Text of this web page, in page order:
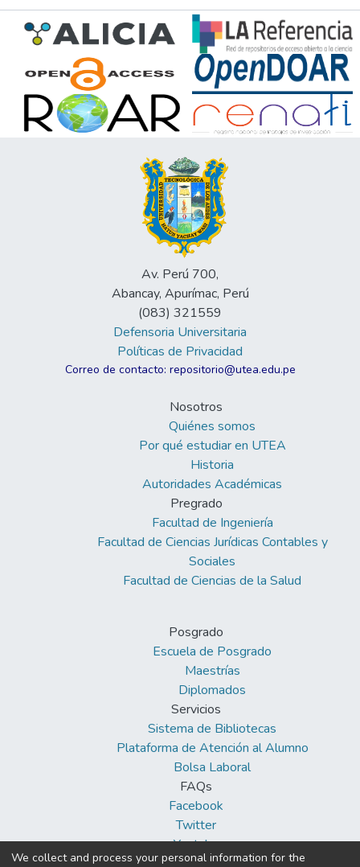
Av. Perú 700,
Abancay, Apurímac, Perú
(083) 321559
Defensoria Universitaria
Políticas de Privacidad
Correo de contacto: repositorio@utea.edu.pe
Nosotros
Quiénes somos
Por qué estudiar en UTEA
Historia
Autoridades Académicas
Pregrado
Facultad de Ingeniería
Facultad de Ciencias Jurídicas Contables y
Sociales
Facultad de Ciencias de la Salud
Posgrado
Escuela de Posgrado
Maestrías
Diplomados
Servicios
Sistema de Bibliotecas
Plataforma de Atención al Alumno
Bolsa Laboral
FAQs
Facebook
Twitter
Youtube
We collect and process your personal information for the